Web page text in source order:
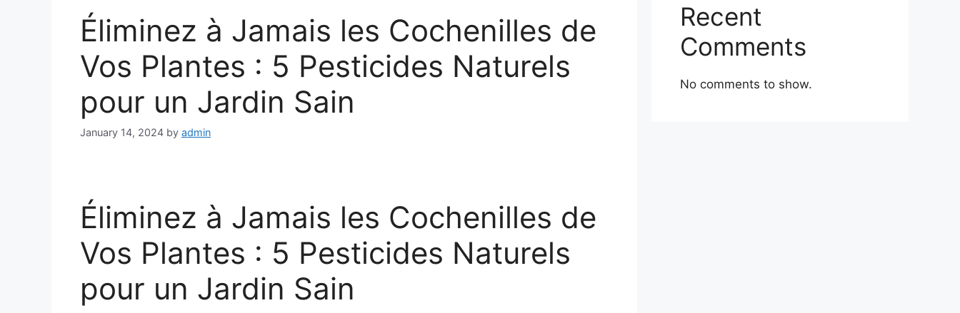
Éliminez à Jamais les Cochenilles de
Vos Plantes : 5 Pesticides Naturels
pour un Jardin Sain
January 14, 2024 by admin
Éliminez à Jamais les Cochenilles de
Vos Plantes : 5 Pesticides Naturels
pour un Jardin Sain
Recent
Comments
No comments to show.